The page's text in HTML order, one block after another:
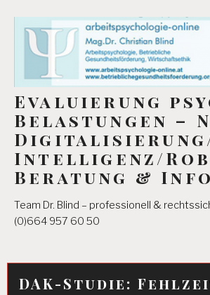
content
Evaluierung
Belastungen –
Intelligenz/
Beratung & Info
Team Dr. Blind – professionell &
(0)664 957 60 50
DAK-Studie: